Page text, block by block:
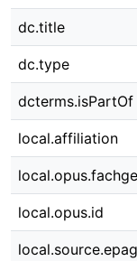
dc.title
dc.type
dcterms.isPartOf
local.affiliation
local.opus.id